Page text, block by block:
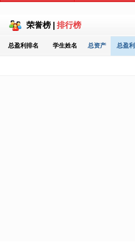
荣誉榜 排行榜
总盈利排名 学生姓名 总资产 总盈利